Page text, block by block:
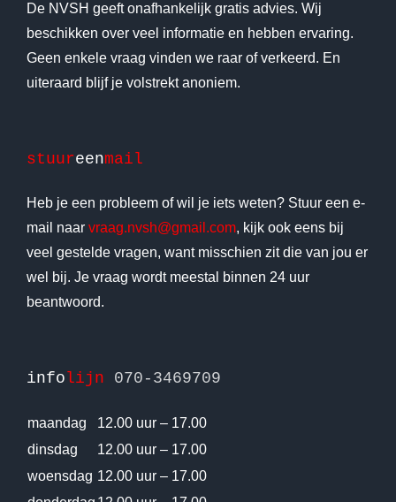
De NVSH geeft onafhankelijk gratis advies. Wij
beschikken over veel informatie en hebben ervaring.
Geen enkele vraag vinden we raar of verkeerd. En
uiteraard blijf je volstrekt anoniem.
stuureenmail
Heb je een probleem of wil je iets weten? Stuur een e-
mail naar vraag.nvsh@gmail.com, kijk ook eens bij
veel gestelde vragen, want misschien zit die van jou er
wel bij. Je vraag wordt meestal binnen 24 uur
beantwoord.
infolijn 070-3469709
maandag
12.00 uur – 17.00
dinsdag
12.00 uur – 17.00
woensdag 12.00 uur – 17.00